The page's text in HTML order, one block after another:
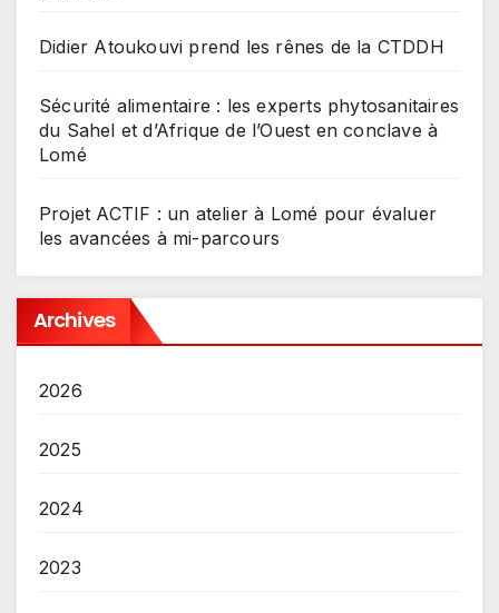
Didier Atoukouvi prend les rênes de la CTDDH
Sécurité alimentaire : les experts phytosanitaires
du Sahel et d’Afrique de l’Ouest en conclave à
Lomé
Projet ACTIF : un atelier à Lomé pour évaluer
les avancées à mi-parcours
Archives
2026
2025
2024
2023